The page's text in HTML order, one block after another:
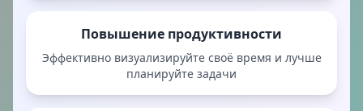
Повышение продуктивности
Эффективно визуализируйте своё время и лучше
планируйте задачи